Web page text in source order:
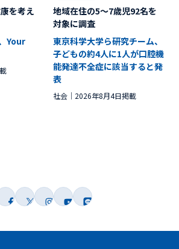
を考え
Your
地域在住の5～7歳児92名を
対象に調査
東京科学大学ら研究チーム、
子どもの約4人に1人が口腔機
能発達不全症に該当すると発
表
社会 2026年8月4日掲載